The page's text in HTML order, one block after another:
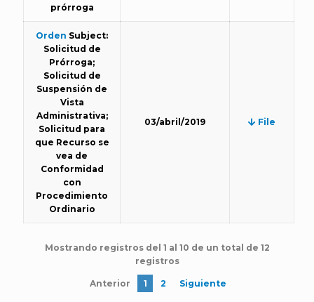
prórroga
Orden Subject:
Solicitud de
Prórroga;
Solicitud de
Suspensión de
Vista
Administrativa;
Solicitud para
que Recurso se
vea de
Conformidad
con
Procedimiento
Ordinario
03/abril/2019 File
Mostrando registros del 1 al 10 de un total de 12
registros
Anterior 1 2 Siguiente